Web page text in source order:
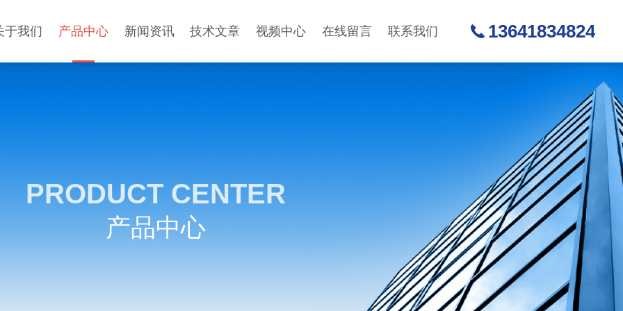
于我们 产品中心 新闻资讯 技术文章 视频中心 在线留言 联系我们 13641834824
PRODUCT CENTER
产品中心